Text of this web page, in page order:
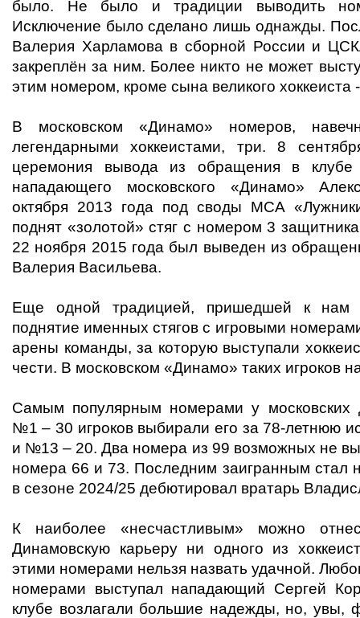
было. Не было и традиции выводить
Исключение было сделано лишь однажды.
Валерия Харламова в сборной России и
закреплён за ним. Более никто не может
этим номером, кроме сына великого хоккеиста
В московском «Динамо» номеров,
легендарными хоккеистами, три. 8
церемония вывода из обращения в клубе
нападающего московского «Динамо»
октября 2013 года под своды МСА
поднят «золотой» стяг с номером 3
22 ноября 2015 года был выведен из
Валерия Васильева.
Еще одной традицией, пришедшей к нам
поднятие именных стягов с игровыми
арены команды, за которую выступали
чести. В московском «Динамо» таких игроков
Самым популярным номерами у московских
№1 – 30 игроков выбирали его за 78-летнюю
и №13 – 20. Два номера из 99 возможных не
номера 66 и 73. Последним заигранным стал
в сезоне 2024/25 дебютировал вратарь
К наиболее «несчастливым» можно
Динамовскую карьеру ни одного из
этими номерами нельзя назвать удачной.
номерами выступал нападающий Сергей
клубе возлагали большие надежды, но, увы,